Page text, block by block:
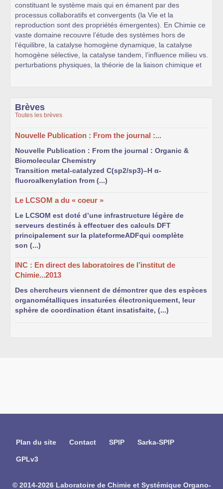
constituant le système mais qui en émanent par des
processus collaboratifs et convergents (la Vie et la
reproduction sont des propriétés émergentes). En Chimie ce
vaste domaine recouvre l’étude des systèmes hors de
l’équilibre, la catalyse homogène dynamique, la catalyse
homogène sélective, la catalyse tandem, l’influence milieu vs.
perturbations physiques, la théorie de la liaison chimique et
approche « systémique » de la chimie organométallique et
des métaux de transition.
Vous trouverez sur ce site des informations concernant nos
infrastructure.
Si vous êtes étudiant (masters de Chimie, ENS, Ecoles
d’ingénieur, BTS, licences de Chimie, etc...) et que vous
pouvez nous contacter de plusieurs manières :
par courriel :cliquez ici
par téléphone :
en vous rendant dans nos locaux : Université de
Strasbourg, Campus Esplanade, Institut Le Bel, aile Nord, 9
étage, bureau 942b.
LeLCSOM est une équipe constituante de l’
Institut de
Chimie de Strasbourg
, UMR 7177 du CNRS et de l’Université
4, rue Blaise Pascal
post-doctorant.
Brèves
Toutes les brèves
Nouvelle Publication : From the journal :...
Nouvelle Publication : From the journal : Organic &
Biomolecular Chemistry
Transition metal-catalyzed C(sp2/sp3)–H α-
fluoroalkenylation from (...)
Le LCSOM a du « coeur »
Le LCSOM est doté d’une infrastructure légère de
serveurs destinés à effectuer des calculs DFT
principalement sur la plateformeADFqui complète
son (...)
INC : En direct des laboratoires de l’institut de
Chimie...2013
Des chercheurs viennent de démontrer que des espèces
organométalliques insaturées électroniquement, leur
sphère de coordination étant insatisfaite, (...)
Plan du site Contact SPIP Sarka-SPIP
GPLv3
© 2014-2026 Laboratoire de Chimie et Systémique Organo-